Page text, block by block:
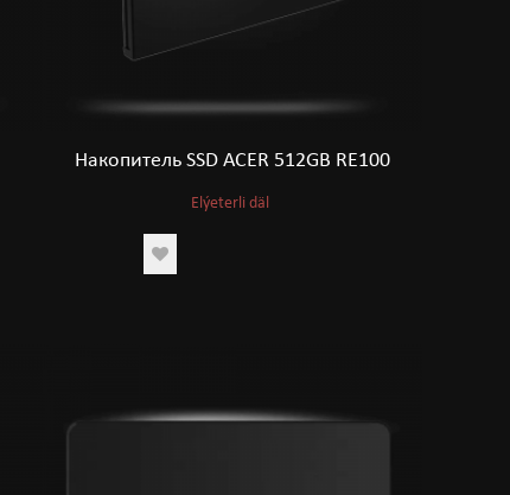
Накопитель SSD ACER 512GB RE100
Elýeterli däl